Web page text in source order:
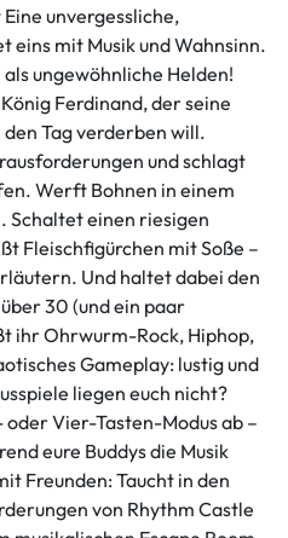
unvergessliche,
eins mit Musik und Wahnsinn.
ungewöhnliche Helden!
Ferdinand, der seine
Tag verderben will.
und schlagt
Werft Bohnen in einem
Schaltet einen riesigen
Fleischfigürchen mit Soße –
Und haltet dabei den
30 (und ein paar
ihr Ohrwurm-Rock, Hiphop,
Gameplay: lustig und
liegen euch nicht?
Vier-Tasten-Modus ab –
eure Buddys die Musik
Freunden: Taucht in den
von Rhythm Castle